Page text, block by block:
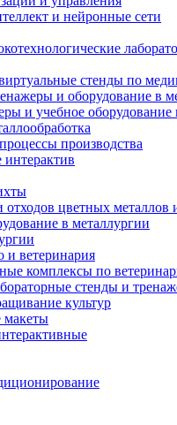
и нейронные сети
стенды по
и оборудование в
и учебное
производства
цветных металлов
в металлургии
и ветеринария
комплексы по
стенды и
культур
макеты